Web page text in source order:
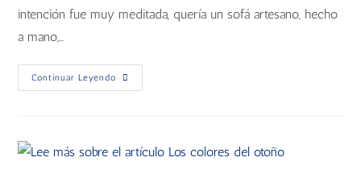
intención fue muy meditada, quería un sofá artesano, hecho
a mano,…
Continuar Leyendo